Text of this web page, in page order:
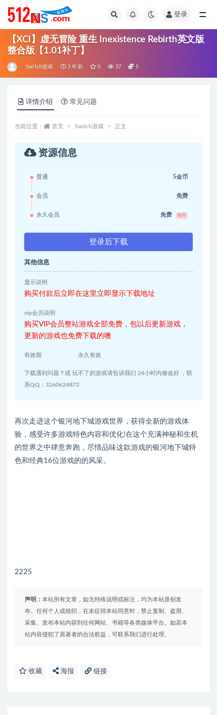
登录
【XCI】虚无冒险 重生 Inexistence Rebirth英文版
整合版【1.01补丁】
Switch游戏 3 年前 0 37 5
详情介绍 常见问题
当前位置： 首页 Switch游戏 正文
资源信息
普通 5金币
会员 免费
永久会员 免费 推荐
登录后下载
其他信息
显示说明
购买付款后立即在这里立即显示下载地址
vip会员说明
购买VIP会员整站游戏全部免费，包以后更新游戏，
更新的游戏也免费下载的噢
有效期 永久有效
下载遇到问题？或 玩不了的游戏请告诉我们 24小时内修改好 ，联
系QQ：3260624872
再次走进这个银河地下城游戏世界，获得全新的游戏体
验，感受许多游戏特色内容和优化!在这个充满神秘和生机
的世界之中肆意奔跑，尽情品味这款游戏的银河地下城特
色和经典16位游戏的的风采。
2225
声明： 本站所有文章，如无特殊说明或标注，均为本站原创发
布。任何个人或组织，在未征得本站同意时，禁止复制、盗用、
采集、发布本站内容到任何网站、书籍等各类媒体平台。如若本
站内容侵犯了原著者的合法权益，可联系我们进行处理。
收藏 海报 链接